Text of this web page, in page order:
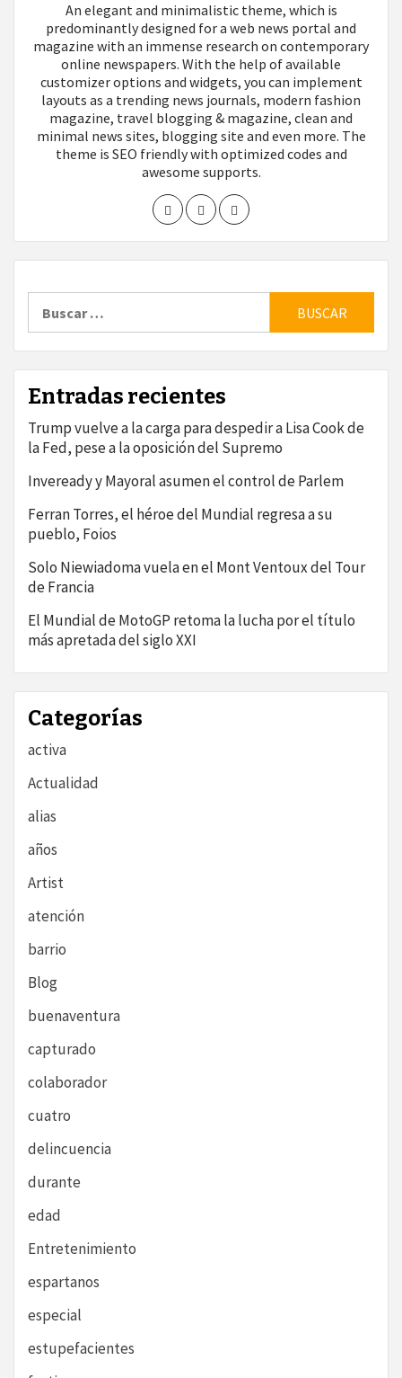
An elegant and minimalistic theme, which is
predominantly designed for a web news portal and
magazine with an immense research on contemporary
online newspapers. With the help of available
customizer options and widgets, you can implement
layouts as a trending news journals, modern fashion
magazine, travel blogging & magazine, clean and
minimal news sites, blogging site and even more. The
theme is SEO friendly with optimized codes and
awesome supports.
Entradas recientes
Trump vuelve a la carga para despedir a Lisa Cook de
la Fed, pese a la oposición del Supremo
Inveready y Mayoral asumen el control de Parlem
Ferran Torres, el héroe del Mundial regresa a su
pueblo, Foios
Solo Niewiadoma vuela en el Mont Ventoux del Tour
de Francia
El Mundial de MotoGP retoma la lucha por el título
más apretada del siglo XXI
Categorías
activa
Actualidad
alias
años
Artist
atención
barrio
Blog
buenaventura
capturado
colaborador
cuatro
delincuencia
durante
edad
Entretenimiento
espartanos
especial
estupefacientes